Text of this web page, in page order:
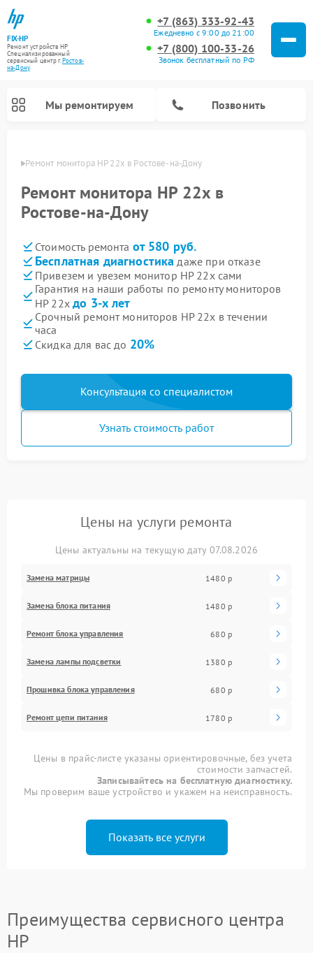
FIX-HP
Ремонт устройств HP
Специализированный
cервисный центр г.Ростов-
на-Дону
+7 (863) 333-92-43
Ежедневно с 9:00 до 21:00
+7 (800) 100-33-26
Звонок бесплатный по РФ
Мы ремонтируем Позвонить
Ремонт монитора HP 22x в Ростове-на-Дону
Ремонт монитора HP 22x в
Ростове-на-Дону
Стоимость ремонта от 580 руб.
Бесплатная диагностика даже при отказе
Привезем и увезем монитор HP 22x сами
Гарантия на наши работы по ремонту мониторов
HP 22xдо 3-х лет
Срочный ремонт мониторов HP 22x в течении
часа
Скидка для вас до 20%
Консультация со специалистом
Узнать стоимость работ
Цены на услуги ремонта
Цены актуальны на текущую дату 07.08.2026
Замена матрицы 1480 р
Замена блока питания 1480 р
Ремонт блока управления 680 р
Замена лампы подсветки 1380 р
Прошивка блока управления 680 р
Ремонт цепи питания 1780 р
Цены в прайс-листе указаны ориентировочные, без учета
стоимости запчастей.
Записывайтесь на бесплатную диагностику.
Мы проверим ваше устройство и укажем на неисправность.
Показать все услуги
Преимущества сервисного центра
HP